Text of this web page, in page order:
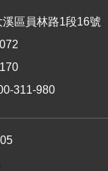
區員林路1段16號
311-980